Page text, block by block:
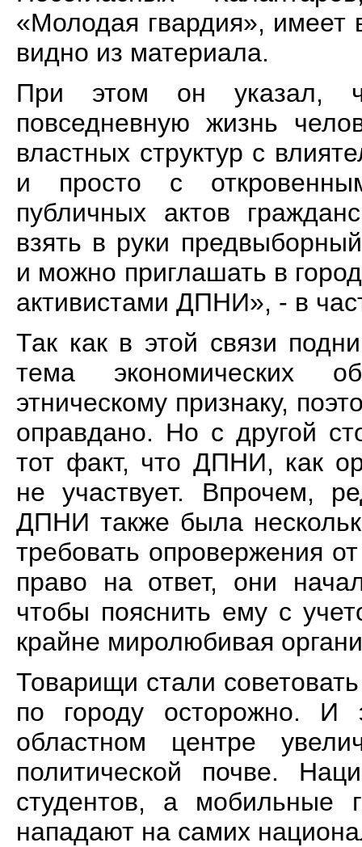
«Молодая гвардия», имеет
видно из материала.
При этом он указал,
повседневную жизнь
властных структур с
и просто с
публичных актов
взять в руки
и можно приглашать в
активистами ДПНИ», - в
Так как в этой связи
тема экономических
этническому признаку,
оправдано. Но с другой
тот факт, что ДПНИ, как
не участвует. Впрочем,
ДПНИ также была
требовать опровержения
право на ответ, они
чтобы пояснить ему с
крайне миролюбивая
Товарищи стали
по городу осторожно. И
областном центре
политической почве.
студентов, а мобильные
нападают на самих